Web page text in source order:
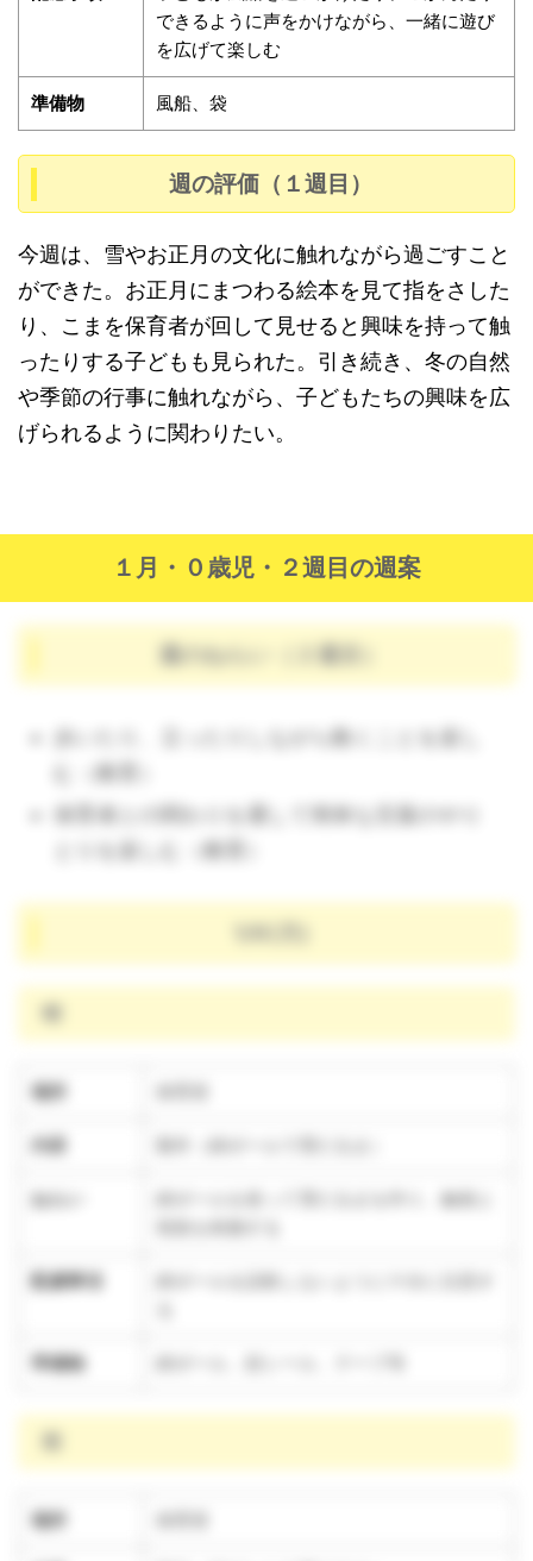
できるように声をかけながら、一緒に遊び
を広げて楽しむ
準備物 風船、袋
週の評価（１週目）
今週は、雪やお正月の文化に触れながら過ごすこと
ができた。お正月にまつわる絵本を見て指をさした
り、こまを保育者が回して見せると興味を持って触
ったりする子どもも見られた。引き続き、冬の自然
や季節の行事に触れながら、子どもたちの興味を広
げられるように関わりたい。
１月・０歳児・２週目の週案
場所
内容
ねらい
綿ボールを使って雪だるまを作り、触覚と
配慮事項
準備物
場所